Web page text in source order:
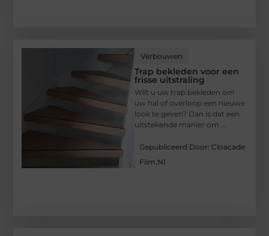
Verbouwen
Trap bekleden voor een
frisse uitstraling
Wilt u uw trap bekleden om
uw hal of overloop een nieuwe
look te geven? Dan is dat een
uitstekende manier om ...
Gepubliceerd Door: Cloacade
Film.nl